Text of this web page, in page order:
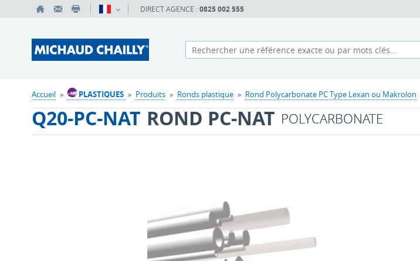
DIRECT AGENCE : 0825 002 555
Accueil » PLASTIQUES » Produits » Ronds plastique » Rond Polycarbonate PC Type Lexan ou Makrolon
Q20-PC-NAT ROND PC-NAT POLYCARBONATE